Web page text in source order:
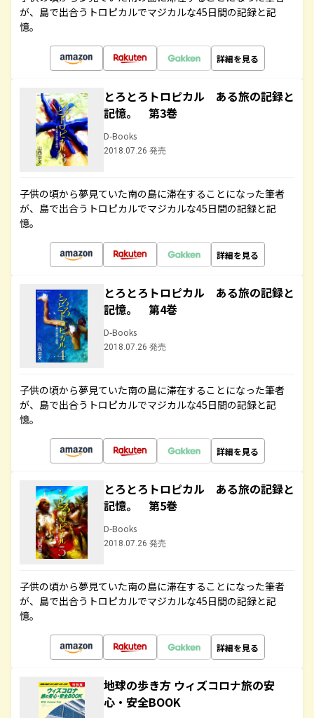
が、島で出合うトロピカルでマジカルな45日間の記録と記
憶。
詳細を見る
とろとろトロピカル ある旅の記録と
記憶。 第3巻
D-Books
2018.07.26 発売
子供の頃から夢見ていた南の島に滞在することになった筆者
が、島で出合うトロピカルでマジカルな45日間の記録と記
憶。
詳細を見る
とろとろトロピカル ある旅の記録と
記憶。 第4巻
D-Books
2018.07.26 発売
子供の頃から夢見ていた南の島に滞在することになった筆者
が、島で出合うトロピカルでマジカルな45日間の記録と記
憶。
詳細を見る
とろとろトロピカル ある旅の記録と
記憶。 第5巻
D-Books
2018.07.26 発売
子供の頃から夢見ていた南の島に滞在することになった筆者
が、島で出合うトロピカルでマジカルな45日間の記録と記
憶。
詳細を見る
地球の歩き方 ウィズコロナ旅の安
心・安全BOOK